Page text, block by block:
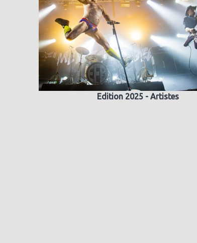
Edition 2025 - Artistes